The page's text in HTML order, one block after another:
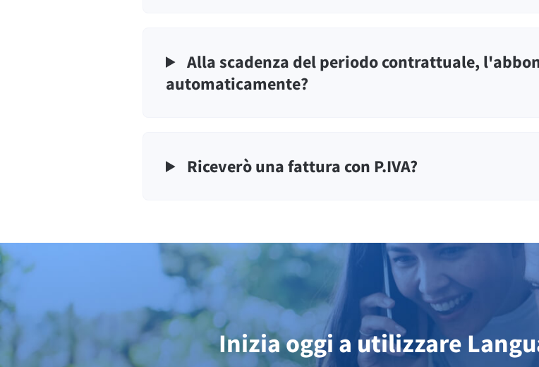
Alla scadenza del periodo contrattuale,
automaticamente?
Riceverò una fattura con P.IVA?
Inizia oggi a utilizzare